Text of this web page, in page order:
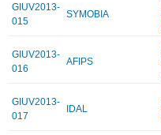
GIUV2013-
015
SYMOBIA
GIUV2013-
016
AFIPS
GIUV2013-
017
IDAL